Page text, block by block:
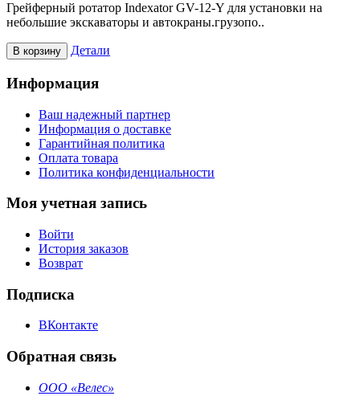
Грейферный ротатор Indexator GV-12-Y для установки на
небольшие экскаваторы и автокраны.грузопо..
В корзину Детали
Информация
Ваш надежный партнер
Информация о доставке
Гарантийная политика
Оплата товара
Политика конфиденциальности
Моя учетная запись
Войти
История заказов
Возврат
Подписка
ВКонтакте
Обратная связь
ООО «Велес»